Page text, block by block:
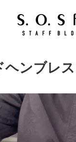
ヘンブレ